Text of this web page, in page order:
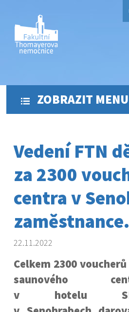
ZOBRAZIT MENU
Vedení FTN
za 2300
centra v
22.11.2022
Celkem 2300
saunového
v hotelu